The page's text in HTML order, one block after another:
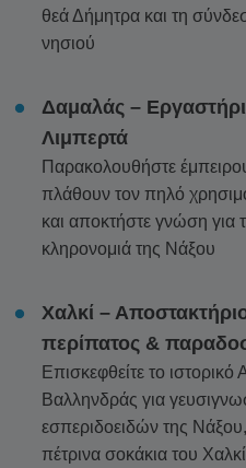
Η φράση «Δωρεάν
επιπλέον χρέωση από
θεά Δήμητρα και τη
νησιού
Δαμαλάς –
Λιμπερτά
Παρακολουθήστε
πλάθουν τον πηλό
και αποκτήστε γνώση για
κληρονομιά της Νάξου
Χαλκί –
περίπατος &
Επισκεφθείτε το
Βαλληνδράς για
εσπεριδοειδών της
πέτρινα σοκάκια του